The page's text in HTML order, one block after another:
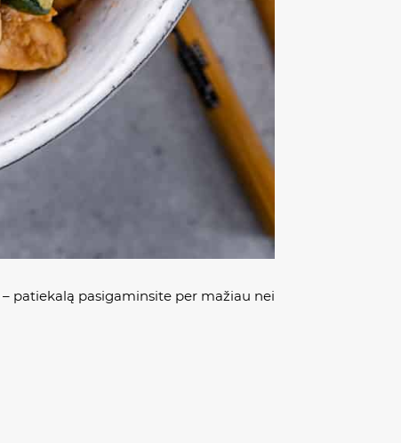
patiekalą pasigaminsite per mažiau nei